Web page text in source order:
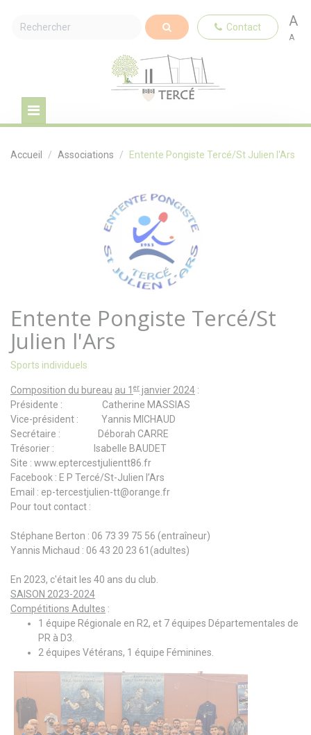
Contact A
A
Accueil Associations Entente Pongiste Tercé/St Julien l'Ars
Entente Pongiste Tercé/St
Julien l'Ars
Sports individuels
Composition du bureau au 1 er janvier 2024 :
Présidente : Catherine MASSIAS
Vice-président : Yannis MICHAUD
Secrétaire : Déborah CARRE
Trésorier : Isabelle BAUDET
Site : www.eptercestjulientt86.fr
Facebook : E P Tercé/St-Julien l’Ars
Email : ep-tercestjulien-tt@orange.fr
Pour tout contact :
Stéphane Berton : 06 73 39 75 56 (entraîneur)
Yannis Michaud : 06 43 20 23 61(adultes)
En 2023, c'était les 40 ans du club.
SAISON 2023-2024
Compétitions Adultes :
1 équipe Régionale en R2, et 7 équipes Départementales de
PR à D3.
2 équipes Vétérans, 1 équipe Féminines.